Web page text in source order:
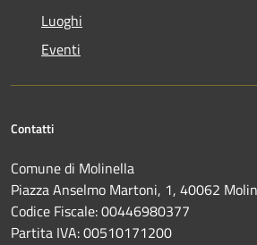
Luoghi
Eventi
Contatti
Comune di Molinella
Piazza Anselmo Martoni, 1, 40062
Codice Fiscale: 00446980377
Partita IVA: 00510171200